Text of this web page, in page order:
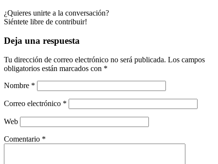
¿Quieres unirte a la conversación?
Siéntete libre de contribuir!
Deja una respuesta
Tu dirección de correo electrónico no será publicada. Los campos
obligatorios están marcados con *
Nombre *
Correo electrónico *
Web
Comentario *